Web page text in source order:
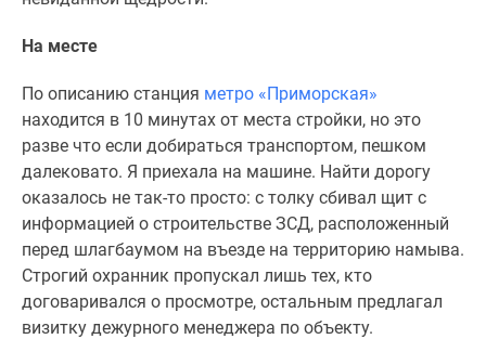
На месте
По описанию станция метро «Приморская»
находится в 10 минутах от места стройки, но это
разве что если добираться транспортом, пешком
далековато. Я приехала на машине. Найти дорогу
оказалось не так-то просто: с толку сбивал щит с
информацией о строительстве ЗСД, расположенный
перед шлагбаумом на въезде на территорию намыва.
Строгий охранник пропускал лишь тех, кто
договаривался о просмотре, остальным предлагал
визитку дежурного менеджера по объекту.